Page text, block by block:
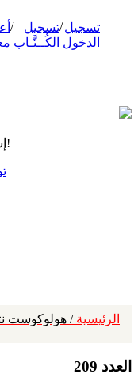
تسجيل
الدخول
/تسجيل
الكُــتَّـاب
/
إشترك الآن!
الرئيسية / هولوكوست
العدد 209